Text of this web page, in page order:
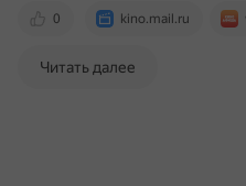
0 kino.mail.ru
Читать далее